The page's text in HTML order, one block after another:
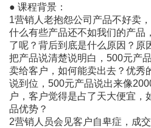
● 课程背景：
1营销人老抱怨公司产品不好卖
什么有些产品还不如我们的产品
了呢？背后到底是什么原因？原
把产品说清楚说明白，500元产
卖给客户，如何能卖出去？优秀
说到位，500元产品说出来像
户，客户觉得是占了天大便宜，
品优势？
2营销人员会见客户自卑症，成